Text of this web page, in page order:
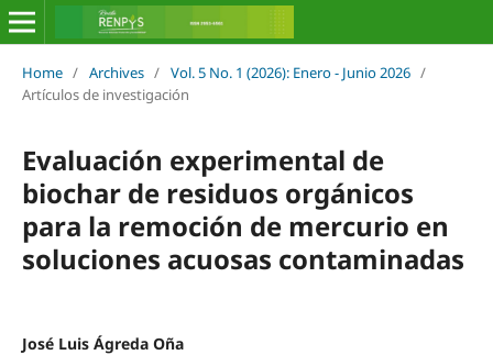
Home / Archives / Vol. 5 No. 1 (2026): Enero - Junio 2026 /
Artículos de investigación
Evaluación experimental de
biochar de residuos orgánicos
para la remoción de mercurio en
soluciones acuosas contaminadas
José Luis Ágreda Oña